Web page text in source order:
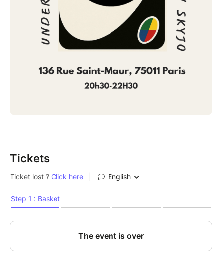
jeu dans une ambiance chaleureuse et bienveillante.
À bientôt pour une nouvelle édition de la Frenzi
Games Night !
Tickets